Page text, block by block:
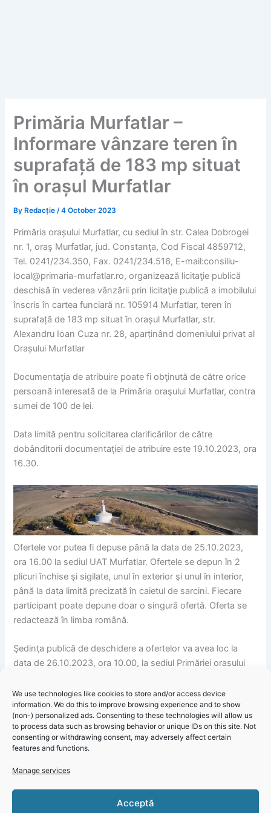
We use technologies like cookies to store and/or access device
information. We do this to improve browsing experience and to show
(non-) personalized ads. Consenting to these technologies will allow us
to process data such as browsing behavior or unique IDs on this site. Not
consenting or withdrawing consent, may adversely affect certain
features and functions.
Manage services
Acceptă
Primăria Murfatlar –
Informare vânzare teren în
suprafață de 183 mp situat
în orașul Murfatlar
By Redacție/4 October 2023
Primăria orașului Murfatlar, cu sediul în str. Calea Dobrogei
nr. 1, oraş Murfatlar, jud. Constanţa, Cod Fiscal 4859712,
Tel. 0241/234.350, Fax. 0241/234.516, E-mail:consiliu-
local@primaria-murfatlar.ro, organizează licitaţie publică
deschisă în vederea vânzării prin licitaţie publică a imobilului
înscris în cartea funciară nr. 105914 Murfatlar, teren în
suprafață de 183 mp situat în orașul Murfatlar, str.
Alexandru Ioan Cuza nr. 28, aparținând domeniului privat al
Orașului Murfatlar
Documentaţia de atribuire poate fi obţinută de către orice
persoană interesată de la Primăria oraşului Murfatlar, contra
sumei de 100 de lei.
Data limită pentru solicitarea clarificărilor de către
dobânditorii documentaţiei de atribuire este 19.10.2023, ora
16.30.
Ofertele vor putea fi depuse până la data de 25.10.2023,
ora 16.00 la sediul UAT Murfatlar. Ofertele se depun în 2
plicuri închise şi sigilate, unul în exterior şi unul în interior,
până la data limită precizată în caietul de sarcini. Fiecare
participant poate depune doar o singură ofertă. Oferta se
redactează în limba română.
Şedinţa publică de deschidere a ofertelor va avea loc la
data de 26.10.2023, ora 10.00, la sediul Primăriei orașului
Instanţa competentă în soluţionarea litigiilor apărute este
Tribunalul Constanţa, Secţia Contencios administrativ,
fiscal, str. Traian, nr. 31, Mun. Constanţa, jud. Constanţa, e-
mail: tr-ct-contencios-reg@just.ro, tel.: 0241/606597, fax:
Primăria Murfatlar – Informare vânzare teren în suprafață de
183 mp situat în orașul Murfatlar